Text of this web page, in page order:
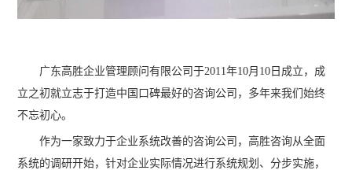
广东高胜企业管理顾问有限公司于2011年10月10日成立，成
立之初就立志于打造中国口碑最好的咨询公司，多年来我们始终
不忘初心。
作为一家致力于企业系统改善的咨询公司，高胜咨询从全面
系统的调研开始，针对企业实际情况进行系统规划、分步实施，